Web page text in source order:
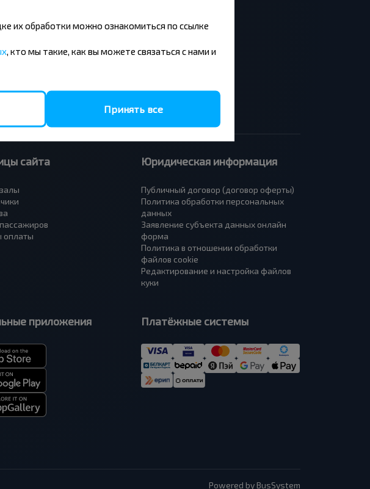
- Минск
Рига
Москва - Барановичи
Брест - Люблин
сайта
оплаты
Юридическая информация
Публичный договор (договор оферты)
Политика обработки персональных
данных
Заявление субъекта данных онлайн
форма
Политика в отношении обработки
файлов cookie
Редактирование и настройка файлов
куки
приложения Платёжные системы
Powered by BusSystem
их обработки можно ознакомиться по ссылке
, кто мы такие, как вы можете связаться с нами и
Принять все